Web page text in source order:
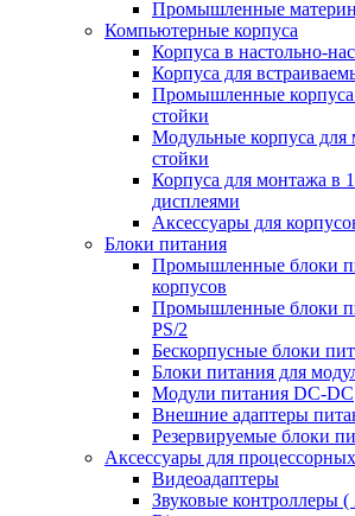
Промышленные
Компьютерные корпуса
Корпуса в настольно-
Корпуса для
Промышленные
стойки
Модульные корпуса для
стойки
Корпуса для монтажа в
дисплеями
Аксессуары для
Блоки питания
Промышленные блоки
корпусов
Промышленные блоки
PS/2
Бескорпусные блоки
Блоки питания для
Модули питания DC-DC
Внешние адаптеры
Резервируемые блоки
Аксессуары для
Видеоадаптеры
Звуковые контроллеры